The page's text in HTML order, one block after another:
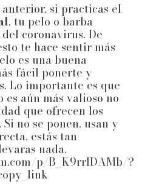
si practicas el
, tu pelo o barba
coronavirus. De
te hace sentir más
es una buena
fácil ponerte y
Lo importante es que
es aún más valioso no
que ofrecen los
no se ponen, usan y
estás tan
nada.
p/B_K9rrlDAMb/?